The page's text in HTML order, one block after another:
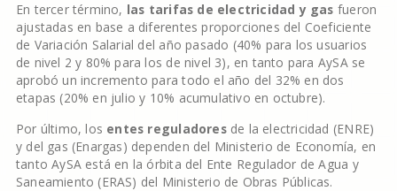
En tercer término, las tarifas de electricidad y gas fueron
ajustadas en base a diferentes proporciones del Coeficiente
de Variación Salarial del año pasado (40% para los usuarios
de nivel 2 y 80% para los de nivel 3), en tanto para AySA se
aprobó un incremento para todo el año del 32% en dos
etapas (20% en julio y 10% acumulativo en octubre).
Por último, los entes reguladores de la electricidad (ENRE)
y del gas (Enargas) dependen del Ministerio de Economía, en
tanto AySA está en la órbita del Ente Regulador de Agua y
Saneamiento (ERAS) del Ministerio de Obras Públicas.